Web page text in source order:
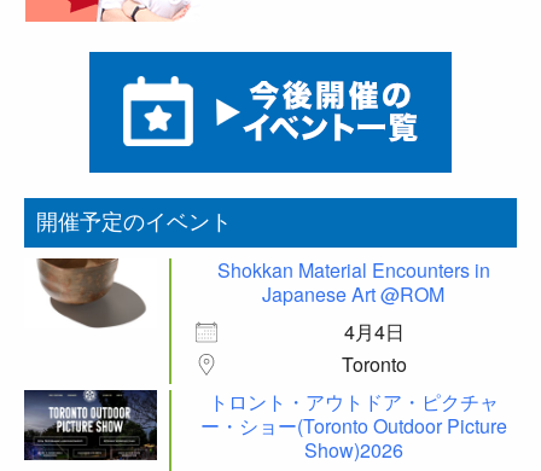
開催予定のイベント
Shokkan Material Encounters in
Japanese Art @ROM
4月4日
Toronto
トロント・アウトドア・ピクチャ
ー・ショー(Toronto Outdoor Picture
Show)2026